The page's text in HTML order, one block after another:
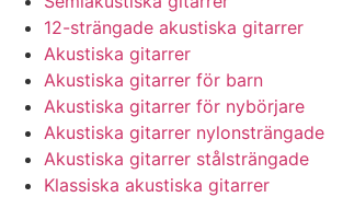
12-strängade akustiska gitarrer
Akustiska gitarrer
Akustiska gitarrer för barn
Akustiska gitarrer för nybörjare
Akustiska gitarrer nylonsträngade
Akustiska gitarrer stålsträngade
Klassiska akustiska gitarrer